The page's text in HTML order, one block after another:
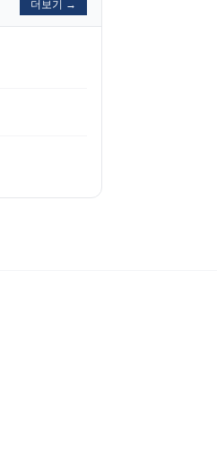
더보기 →